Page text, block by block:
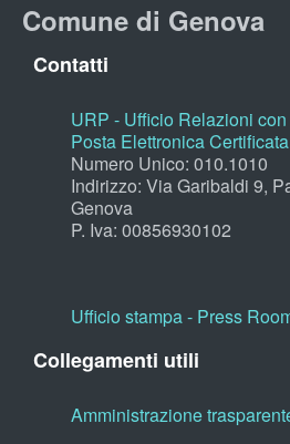
Comune di Genova
Contatti
URP - Ufficio Relazioni
Posta Elettronica Certificata
Numero Unico: 010.1010
Indirizzo: Via Garibaldi 9,
Genova
P. Iva: 00856930102
Ufficio stampa - Press
Collegamenti utili
Amministrazione